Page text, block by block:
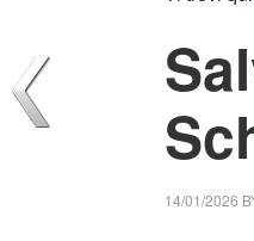
14/01/2026